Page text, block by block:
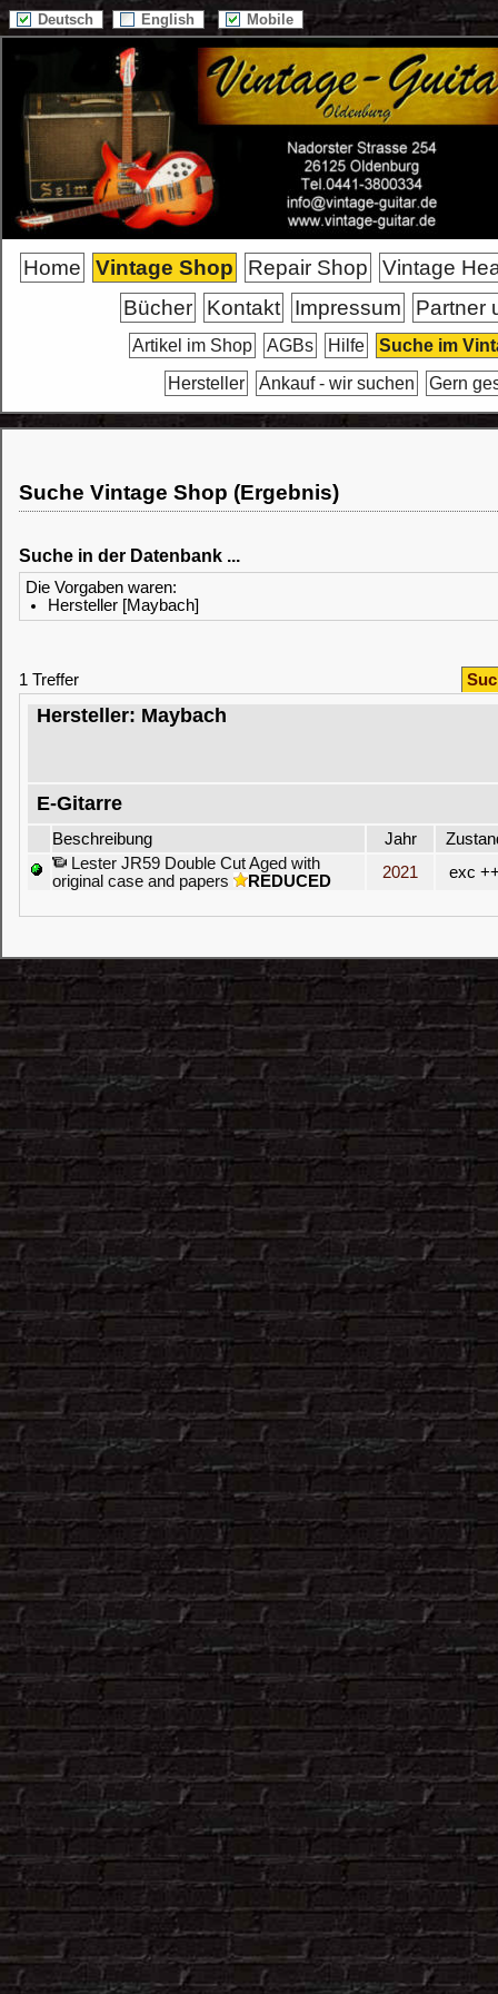
Deutsch English Mobile
Home Vintage Shop Repair Shop
Vintage
Bücher
Kontakt Impressum Partner
Artikel im Shop AGBs Hilfe
Suche im
Hersteller
Ankauf - wir suchen Gern
Suche Vintage Shop (Ergebnis)
Suche in der Datenbank ...
Die Vorgaben waren:
Hersteller [Maybach]
1 Treffer
Hersteller: Maybach
E-Gitarre
Beschreibung Jahr
Lester JR59 Double Cut Aged with
original case and papers
REDUCED 2021 exc